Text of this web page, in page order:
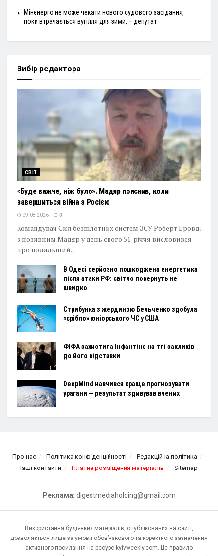
Міненерго не може чекати нового судового засідання,
поки втрачається вугілля для зими, – депутат
Вибір редактора
СВІТ
«Буде важче, ніж було». Мадяр пояснив, коли
завершиться війна з Росією
09.08.2026 0
Командувач Сил безпілотних систем ЗСУ Роберт Бровді
з позивним Мадяр у день свого 51-річчя висловився
про подальший...
В Одесі серйозно пошкоджена енергетика
після атаки РФ: світло повернуть не
швидко
Стрибунка з жердиною Бельченко здобула
«срібло» юніорського ЧС у США
ФІФА захистила Інфантіно на тлі закликів
до його відставки
DeepMind навчився краще прогнозувати
урагани — результат здивував вчених
Про нас Політика конфіденційності
Редакційна політика
Наші контакти
Платне розміщення матеріалів Sitemap
Реклама: digestmediaholding@gmail.com
Використання будь-яких матеріалів, опублікованих на сайті,
дозволяється лише за умови обов’язкового та коректного зазначення
активного посилання на ресурс kyivweekly.com. Це правило